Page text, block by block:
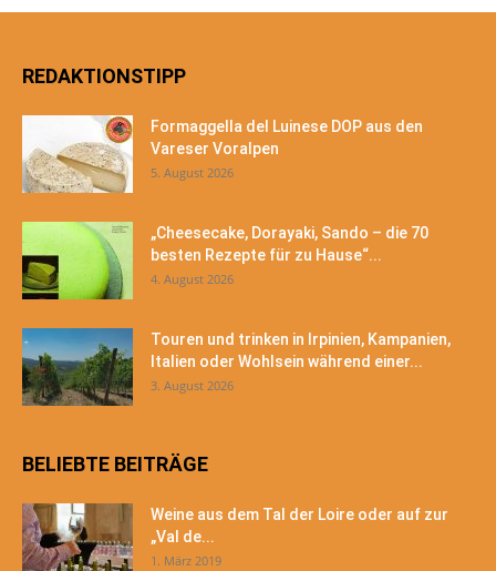
REDAKTIONSTIPP
Formaggella del Luinese DOP aus den
Vareser Voralpen
5. August 2026
„Cheesecake, Dorayaki, Sando – die 70
besten Rezepte für zu Hause“...
4. August 2026
Touren und trinken in Irpinien, Kampanien,
Italien oder Wohlsein während einer...
3. August 2026
BELIEBTE BEITRÄGE
Weine aus dem Tal der Loire oder auf zur
„Val de...
1. März 2019